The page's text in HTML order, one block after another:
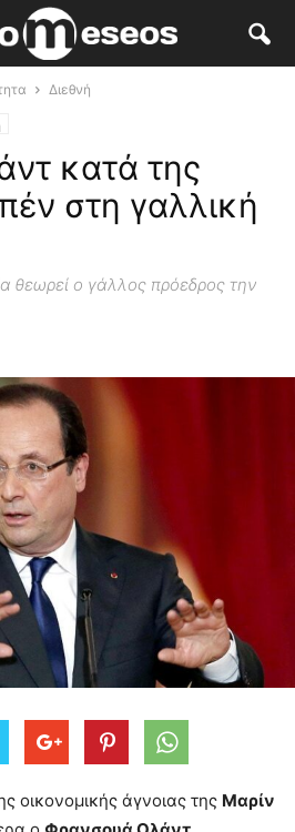
Διεθνή
κατά της
στη γαλλική
θεωρεί ο γάλλος πρόεδρος την
οικονομικής άγνοιας της Μαρίν